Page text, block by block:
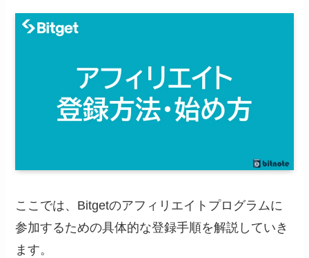
ここでは、Bitgetのアフィリエイトプログラムに
参加するための具体的な登録手順を解説していき
ます。